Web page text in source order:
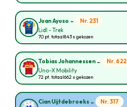
Juan Ayuso - Nr. 231
Lidl - Trek
70 pt. totaal843 x gekozen
Tobias Johannessen - Nr. 622
Uno-X Mobility
72 pt. totaal662 x gekozen
Cian Uijtdebroeks - Nr. 317